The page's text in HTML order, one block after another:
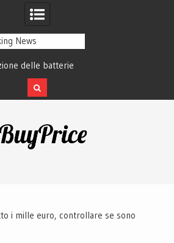
News
delle batterie
moderni
i mille euro, controllare se sono